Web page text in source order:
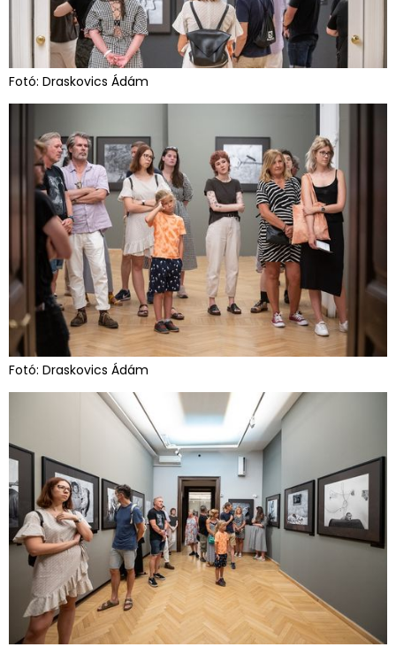
Fotó: Draskovics Ádám
Fotó: Draskovics Ádám